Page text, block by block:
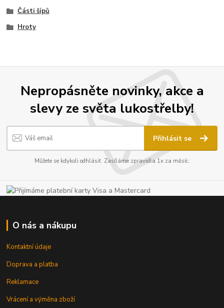
Části šípů
Hroty
Nepropásněte novinky, akce a
slevy ze světa lukostřelby!
Přihlásit se
Můžete se kdykoli odhlásit. Zasíláme zpravidla 1x za měsíc.
O nás a nákupu
Kontaktní údaje
Doprava a platba
Reklamace
Vrácení a výměna zboží